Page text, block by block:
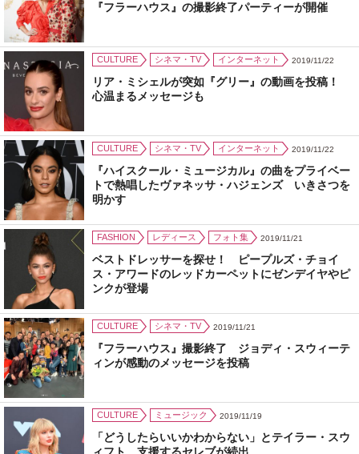
『フラーハウス』の撮影終了パーティーが開催
CULTURE シネマ・TV インターネット 2019/11/22
リア・ミシェルが突如『グリー』の動画を投稿！
心温まるメッセージも
CULTURE シネマ・TV インターネット 2019/11/22
『ハイスクール・ミュージカル』の曲をプライベー
トで熱唱したヴァネッサ・ハジェンズ いきさつを
明かす
FASHION レディース フォト集 2019/11/21
ベストドレッサーを探せ！ ピープルズ・チョイ
ス・アワードのレッドカーペットにゼンデイヤやピ
ンクが登場
CULTURE シネマ・TV 2019/11/21
『フラーハウス』撮影終了 ジョディ・スウィーテ
ィンが感動のメッセージを投稿
CULTURE ミュージック 2019/11/19
「どうしたらいいかわからない」とテイラー・スウ